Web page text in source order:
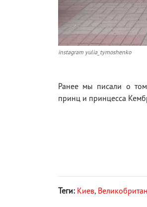
instagram yulia_tymoshenko
Ранее мы писали о
принц и принцесса
Теги: Киев,